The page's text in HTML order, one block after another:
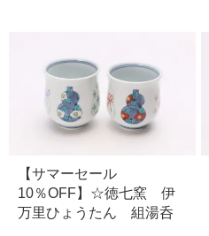
【サマーセール
10％OFF】☆徳七窯 伊
万里ひょうたん 組湯呑